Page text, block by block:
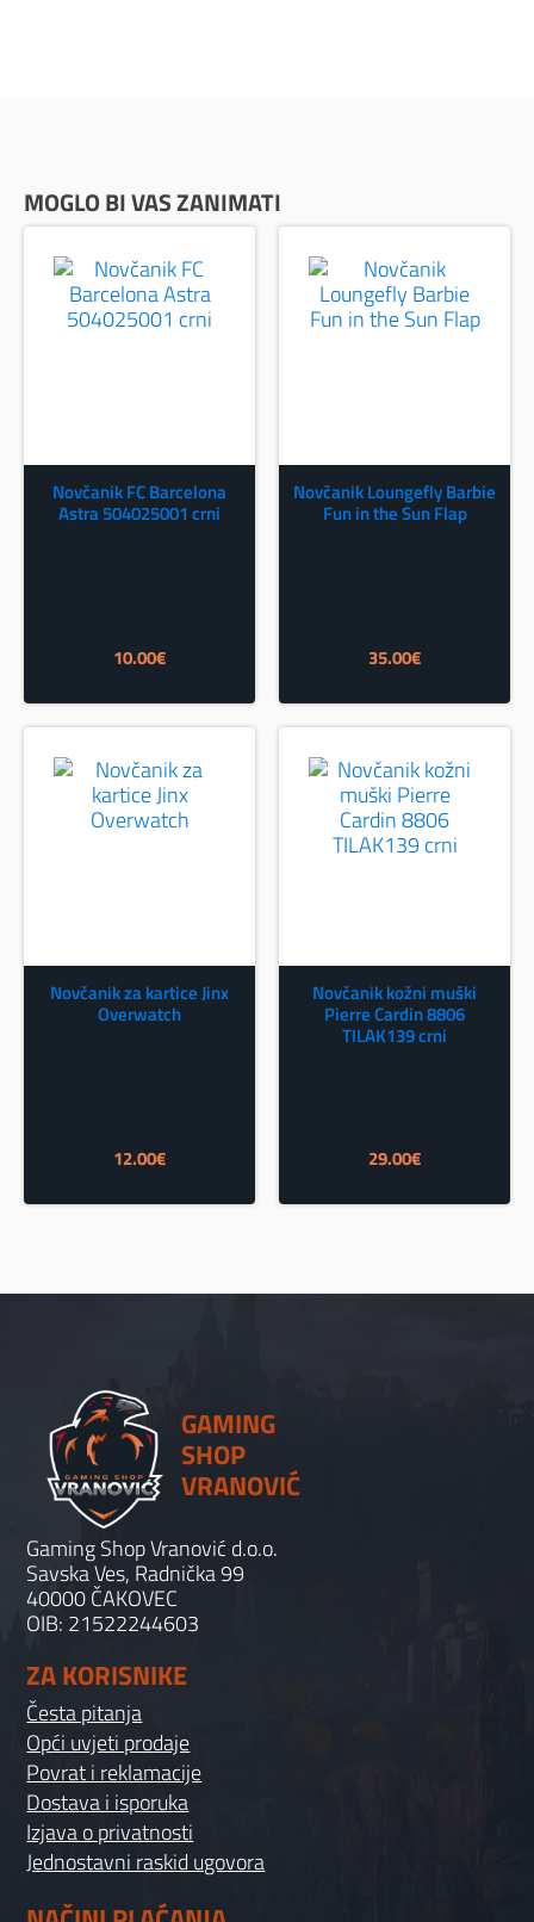
MOGLO BI VAS ZANIMATI
Novčanik FC Barcelona
Astra 504025001 crni
10.00€
Novčanik Loungefly Barbie
Fun in the Sun Flap
35.00€
Novčanik za kartice Jinx
Overwatch
12.00€
Novčanik kožni muški
Pierre Cardin 8806
TILAK139 crni
29.00€
GAMING
SHOP
VRANOVIĆ
Gaming Shop Vranović d.o.o.
Savska Ves, Radnička 99
40000 ČAKOVEC
OIB: 21522244603
ZA KORISNIKE
Česta pitanja
Opći uvjeti prodaje
Povrat i reklamacije
Dostava i isporuka
Izjava o privatnosti
Jednostavni raskid ugovora